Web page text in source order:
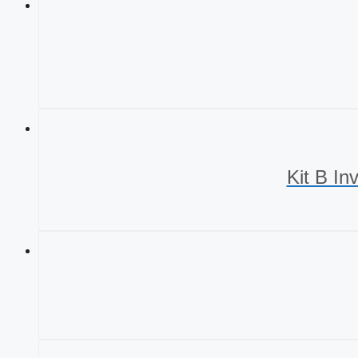
cantidad
Kit B